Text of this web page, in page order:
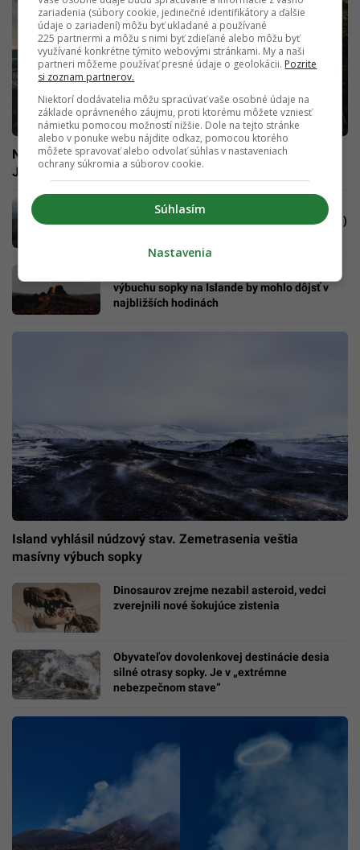
Na horu Fudži sa už len tak jednoducho nedostaneš.
Japonsko zavádza nové prísne pravidlá
Masívna erupcia sopky na Islande: Láva už
stiekla do mesta, vzplanuli prvé domy (VIDEO)
výbuchu sopky na Islande by mohlo dôjsť v
najbližších hodinách
Island vyhlásil núdzový stav. Zemetrasenia veštia
masívny výbuch sopky
Dinosaurov zrejme nezabil asteroid, vedci
zverejnili nové šokujúce zistenia
Obyvateľov dovolenkovej destinácie desia
silné otrasy sopky. Je v „extrémne
nebezpečnom stave“
zariadenia (súbory cookie, jedinečné identifikátory a ďalšie
údaje o zariadení) môžu byť ukladané a používané
225 partnermi a môžu s nimi byť zdieľané alebo môžu byť
využívané konkrétne týmito webovými stránkami. My a naši
partneri môžeme používať presné údaje o geolokácii. Pozrite
si zoznam partnerov.
Niektorí dodávatelia môžu spracúvať vaše osobné údaje na
základe oprávneného záujmu, proti ktorému môžete vzniesť
námietku pomocou možností nižšie. Dole na tejto stránke
alebo v ponuke webu nájdite odkaz, pomocou ktorého
môžete spravovať alebo odvolať súhlas v nastaveniach
ochrany súkromia a súborov cookie.
Súhlasím
Nastavenia